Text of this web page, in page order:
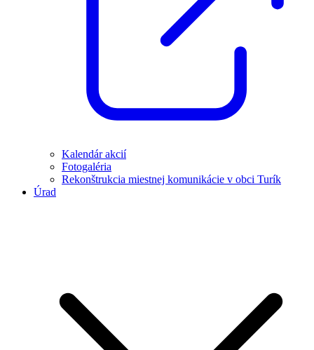
Kalendár akcií
Fotogaléria
Rekonštrukcia miestnej komunikácie v obci Turík
Úrad